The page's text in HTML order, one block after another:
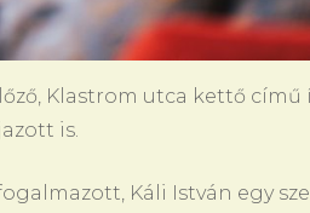
Klastrom utca kettő című
is.
Káli István egy